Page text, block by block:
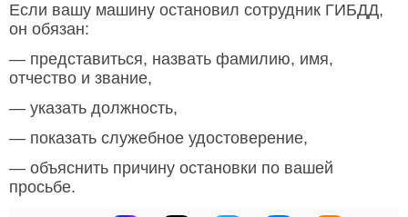
Если вашу машину остановил сотрудник ГИБДД,
он обязан:
— представиться, назвать фамилию, имя,
отчество и звание,
— указать должность,
— показать служебное удостоверение,
— объяснить причину остановки по вашей
просьбе.